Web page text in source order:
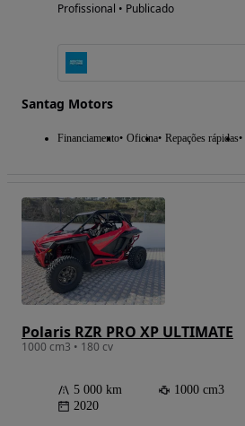
Profissional • Publicado
Santag Motors
Financiamento Oficina Repações rápidas
Polaris RZR PRO XP ULTIMATE
1000 cm3 • 180 cv
5 000 km 1000 cm3
2020